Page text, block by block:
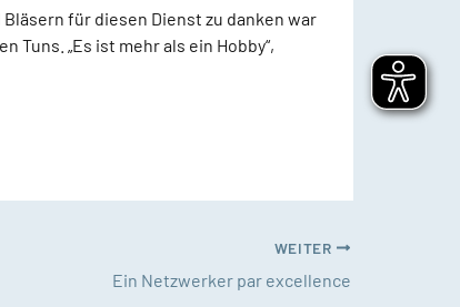
für diesen Dienst zu danken war
„Es ist mehr als ein Hobby“,
WEITER
Ein Netzwerker par excellence